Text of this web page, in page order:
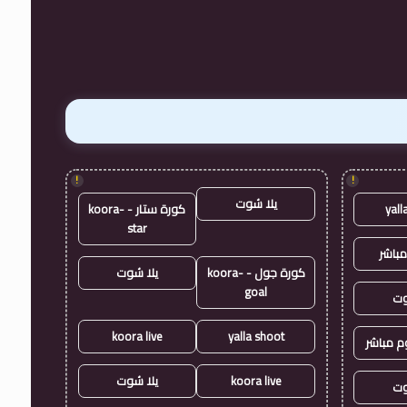
!
مباشر
!
يلا شوت
كورة ستار - koora-
star
كورة جول - koora-
goal
يلا شوت
yalla shoot
koora live
koora live يلا شوت